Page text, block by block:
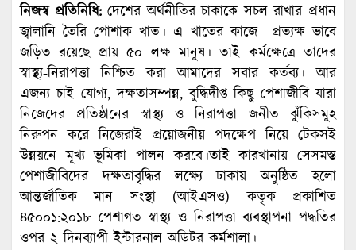
নিজস্ব প্রতিনিধি:দেশের অর্থনীতির চাকাকে সচল রাখার প্রধান
জ্বালানি তৈরি পোশাক খাত। এ খাতের কাজে প্রত্যক্ষ ভাবে
জড়িত রয়েছে প্রায় ৫০ লক্ষ মানুষ। তাই কর্মক্ষেত্রে তাদের
স্বাস্থ্য-নিরাপত্তা নিশ্চিত করা আমাদের সবার কর্তব্য। আর
এজন্য চাই যোগ্য, দক্ষতাসম্পন্ন, বুদ্ধিদীপ্ত কিছু পেশাজীবি যারা
নিজেদের প্রতিষ্ঠানের স্বাস্থ্য ও নিরাপত্তা জনীত ঝুঁকিসমুহ
নিরুপন করে নিজেরাই প্রয়োজনীয় পদক্ষেপ নিয়ে টেকসই
উন্নয়নে মূখ্য ভূমিকা পালন করবে।তাই কারখানায় সেসমস্ত
পেশাজীবিদের দক্ষতাবৃদ্ধির লক্ষ্যে ঢাকায় অনুষ্ঠিত হলো
আন্তর্জাতিক মান সংস্থা (আইএসও) কতৃক প্রকাশিত
৪৫০০১:২০১৮ পেশাগত স্বাস্থ্য ও নিরাপত্তা ব্যবস্থাপনা পদ্ধতির
ওপর ২ দিনব্যাপী ইন্টারনাল অডিটর কর্মশালা।